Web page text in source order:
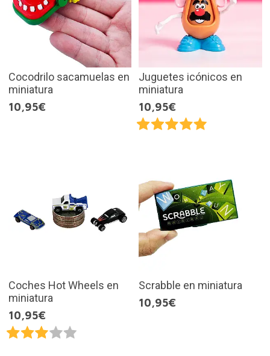
Cocodrilo sacamuelas en
miniatura
10,95€
Juguetes icónicos en
miniatura
10,95€
Coches Hot Wheels en
miniatura
10,95€
Scrabble en miniatura
10,95€